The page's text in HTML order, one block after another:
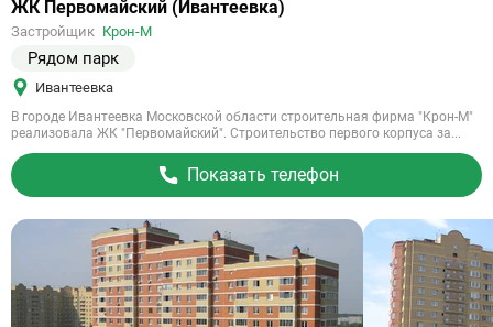
Ссылка
объект
ЖК Первомайский (Ивантеевка)
Застройщик Крон-М
Рядом парк
Ивантеевка
В городе Ивантеевка Московской области строительная фирма "Крон-М"
реализовала ЖК "Первомайский". Строительство первого корпуса за...
Показать телефон